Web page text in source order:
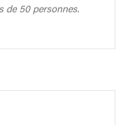
de 50 personnes.